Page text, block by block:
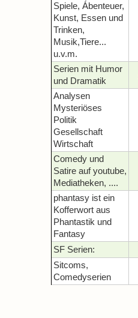
Spiele, Ábenteuer,
Kunst, Essen und
Trinken,
Musik,Tiere...
u.v.m.
Serien mit Humor
und Dramatik
Analysen
Mysteriöses
Politik
Gesellschaft
Wirtschaft
Comedy und
Satire auf youtube,
Mediatheken, ....
phantasy ist ein
Kofferwort aus
Phantastik und
Fantasy
SF Serien:
Sitcoms,
Comedyserien